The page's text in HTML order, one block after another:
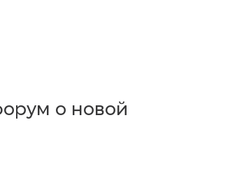
о новой